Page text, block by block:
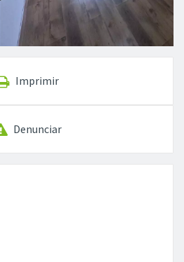
Imprimir
Denunciar